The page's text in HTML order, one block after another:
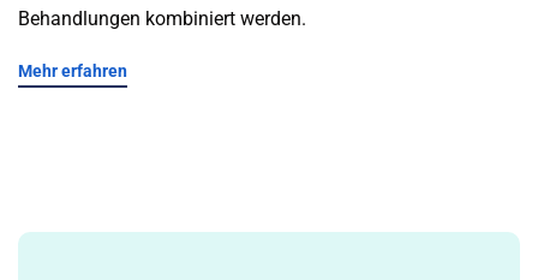
Behandlungen kombiniert werden.
Mehr erfahren